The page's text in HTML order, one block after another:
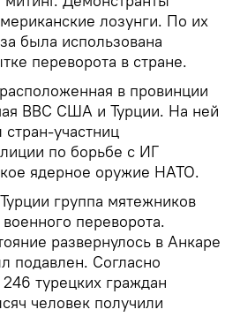
лозунги. По их
была использована
переворота в стране.
в провинции
ВВС США и Турции. На ней
участниц
по борьбе с ИГ
ядерное оружие НАТО.
группа мятежников
переворота.
развернулось в Анкаре
подавлен. Согласно
турецких граждан
человек получили